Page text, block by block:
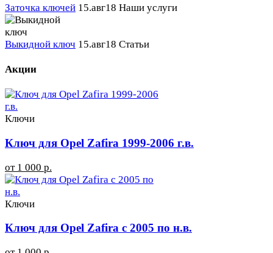
Заточка ключей 15.авг18 Наши услуги
Выкидной ключ 15.авг18 Статьи
Акции
Ключи
Ключ для Opel Zafira 1999-2006 г.в.
от 1 000 р.
Ключи
Ключ для Opel Zafira с 2005 по н.в.